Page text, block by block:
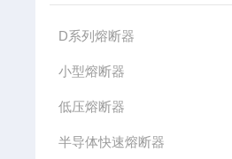
D系列熔断器
小型熔断器
低压熔断器
半导体快速熔断器